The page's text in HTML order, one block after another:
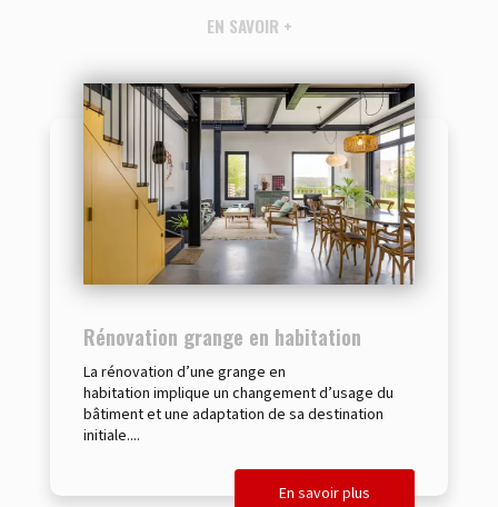
EN SAVOIR +
Rénovation grange en habitation
La rénovation d’une grange en
habitation implique un changement d’usage du
bâtiment et une adaptation de sa destination
initiale....
En savoir plus